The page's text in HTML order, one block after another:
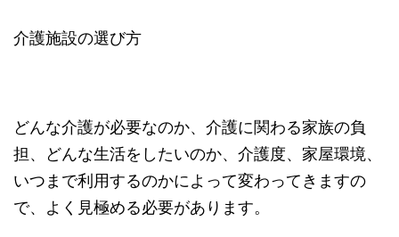
介護施設の選び方
どんな介護が必要なのか、介護に関わる家族の負
担、どんな生活をしたいのか、介護度、家屋環境、
いつまで利用するのかによって変わってきますの
で、よく見極める必要があります。